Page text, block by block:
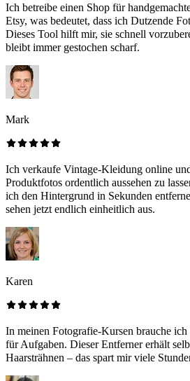
Ich betreibe einen Shop für
Etsy, was bedeutet, dass ich Dutzende
Dieses Tool hilft mir, sie schnell
bleibt immer gestochen scharf.
Mark
Ich verkaufe Vintage-Kleidung online
Produktfotos ordentlich aussehen zu
ich den Hintergrund in Sekunden
sehen jetzt endlich einheitlich aus.
Karen
In meinen Fotografie-Kursen brauche
für Aufgaben. Dieser Entferner erhält
Haarsträhnen – das spart mir viele